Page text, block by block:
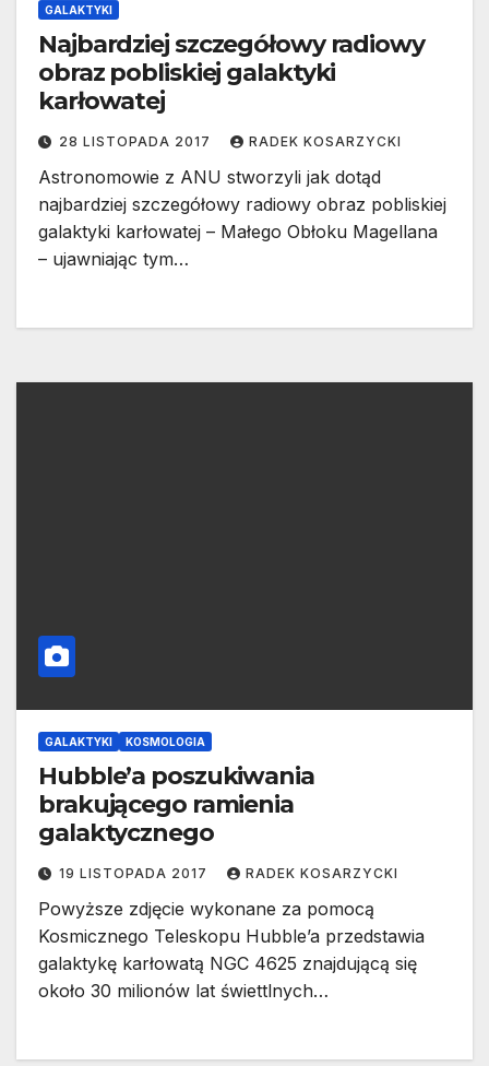
GALAKTYKI
Najbardziej szczegółowy radiowy
obraz pobliskiej galaktyki
karłowatej
28 LISTOPADA 2017 RADEK KOSARZYCKI
Astronomowie z ANU stworzyli jak dotąd
najbardziej szczegółowy radiowy obraz pobliskiej
galaktyki karłowatej – Małego Obłoku Magellana
– ujawniając tym…
GALAKTYKI KOSMOLOGIA
Hubble’a poszukiwania
brakującego ramienia
galaktycznego
19 LISTOPADA 2017 RADEK KOSARZYCKI
Powyższe zdjęcie wykonane za pomocą
Kosmicznego Teleskopu Hubble’a przedstawia
galaktykę karłowatą NGC 4625 znajdującą się
około 30 milionów lat świettlnych…